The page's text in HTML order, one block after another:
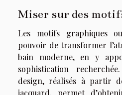
Miser sur des
Les motifs graphiques
pouvoir de transformer
bain moderne, en y
sophistication
design, réalisés à partir